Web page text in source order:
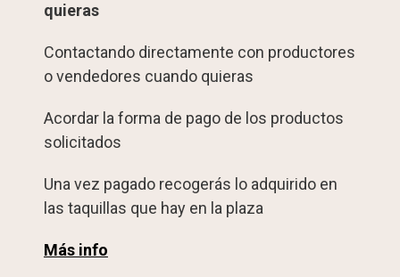
quieras
Contactando directamente con productores
o vendedores cuando quieras
Acordar la forma de pago de los productos
solicitados
Una vez pagado recogerás lo adquirido en
las taquillas que hay en la plaza
Más info